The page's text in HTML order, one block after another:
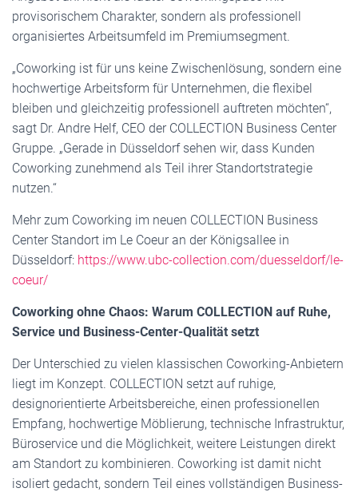
provisorischem Charakter, sondern als professionell
organisiertes Arbeitsumfeld im Premiumsegment.
„Coworking ist für uns keine Zwischenlösung, sondern eine
hochwertige Arbeitsform für Unternehmen, die flexibel
bleiben und gleichzeitig professionell auftreten möchten“,
sagt Dr. Andre Helf, CEO der COLLECTION Business Center
Gruppe. „Gerade in Düsseldorf sehen wir, dass Kunden
Coworking zunehmend als Teil ihrer Standortstrategie
nutzen.“
Mehr zum Coworking im neuen COLLECTION Business
Center Standort im Le Coeur an der Königsallee in
Düsseldorf: https://www.ubc-collection.com/duesseldorf/le-
coeur/
Coworking ohne Chaos: Warum COLLECTION auf Ruhe,
Service und Business-Center-Qualität setzt
Der Unterschied zu vielen klassischen Coworking-Anbietern
liegt im Konzept. COLLECTION setzt auf ruhige,
designorientierte Arbeitsbereiche, einen professionellen
Empfang, hochwertige Möblierung, technische Infrastruktur,
Büroservice und die Möglichkeit, weitere Leistungen direkt
am Standort zu kombinieren. Coworking ist damit nicht
isoliert gedacht, sondern Teil eines vollständigen Business-